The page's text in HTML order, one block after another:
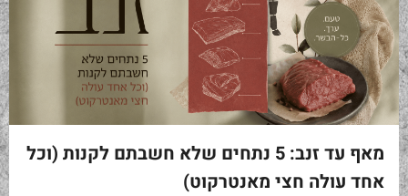
מאף עד זנב: 5 נתחים שלא חשבתם לקנות (וכל
אחד עולה חצי מאנטרקוט)